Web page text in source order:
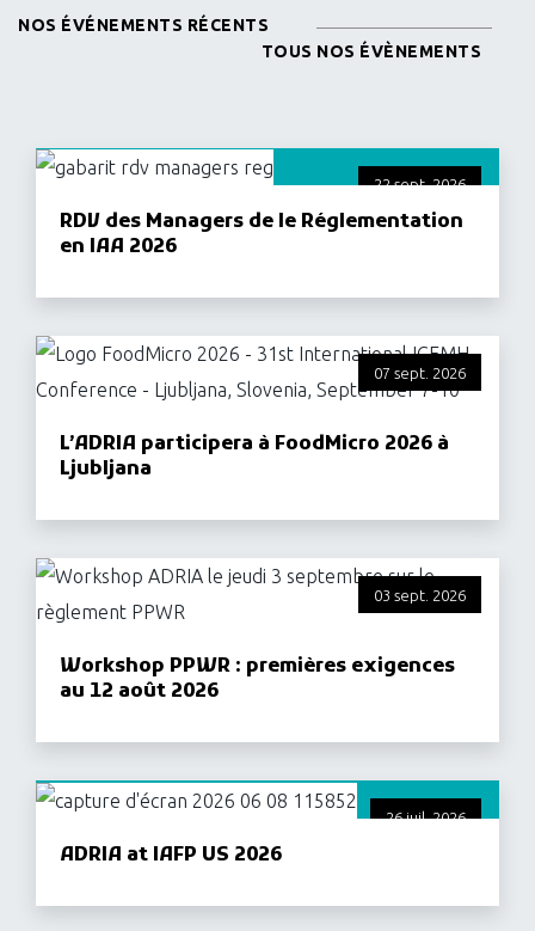
NOS ÉVÉNEMENTS RÉCENTS
TOUS NOS ÉVÈNEMENTS
22 sept. 2026
RDV des Managers de le Réglementation
en IAA 2026
07 sept. 2026
L’ADRIA participera à FoodMicro 2026 à
Ljubljana
03 sept. 2026
Workshop PPWR : premières exigences
au 12 août 2026
26 juil. 2026
ADRIA at IAFP US 2026